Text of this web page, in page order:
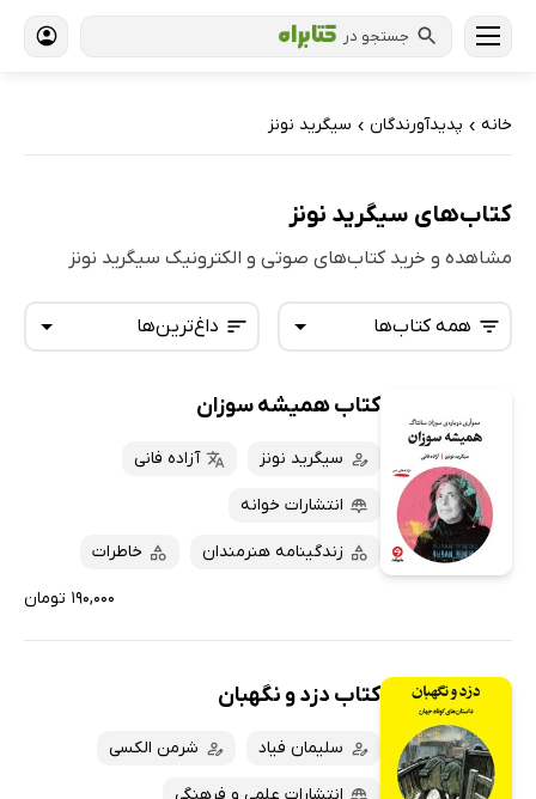
جستجو در
خانه › پدیدآورندگان › سیگرید نونز
کتاب‌های سیگرید نونز
مشاهده و خرید کتاب‌های صوتی و الکترونیک سیگرید نونز
داغ‌ترین‌ها
تازه‌ها
داغ‌ترین‌ها
پربحث‌ها
همه کتاب‌ها
همه کتاب‌ها
کتاب‌های صوتی
کتاب‌های متنی
کتاب همیشه سوزان
سیگرید نونز آزاده فانی
انتشارات خوانه
زندگینامه هنرمندان خاطرات
۱۹۰,۰۰۰ تومان
کتاب دزد و نگهبان
سلیمان فیاد شرمن الکسی